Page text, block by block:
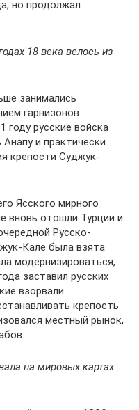
но продолжал
18 века велось из
занимались
гарнизонов.
году русские войска
и практически
крепости Суджук-
Ясского мирного
вновь отошли Турции и
Русско-
Кале была взята
модернизироваться,
заставил русских
взорвали
крепость
местный рынок,
на мировых картах